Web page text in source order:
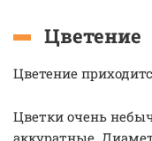
Цветение
Цветение
Цветки очень
аккуратные.